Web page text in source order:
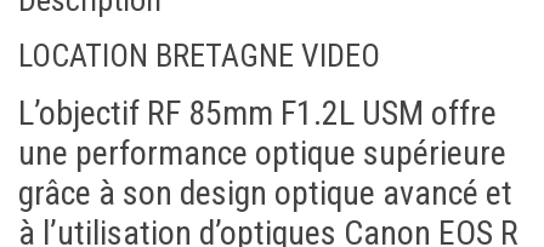
Aujourd'hui
Aujourd'hui Effacer Fermer
LOCATION BRETAGNE VIDEO
L’objectif RF 85mm F1.2L USM offre
une performance optique supérieure
grâce à son design optique avancé et
à l’utilisation d’optiques Canon EOS R